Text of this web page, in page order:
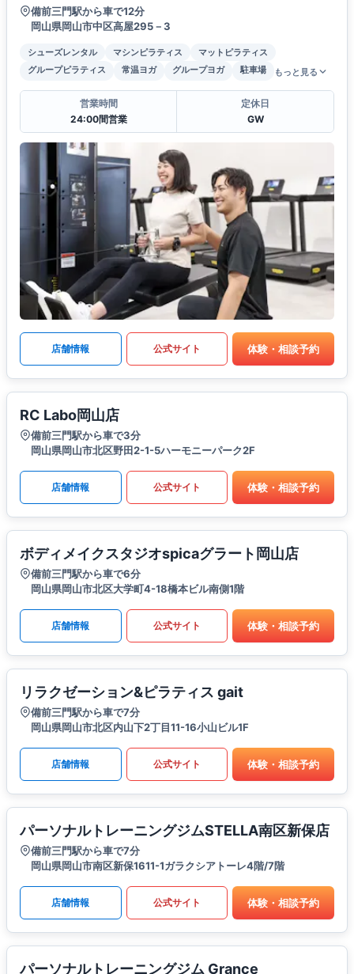
備前三門駅から車で12分
岡山県岡山市中区高屋295－3
シューズレンタル マシンピラティス
マットピラティス
グループピラティス
常温ヨガ グループヨガ 駐車場 もっと見る
営業時間
24:00間営業
定休日
GW
店舗情報 公式サイト 体験・相談予約
RC Labo岡山店
備前三門駅から車で3分
岡山県岡山市北区野田2-1-5ハーモニーパーク2F
店舗情報 公式サイト 体験・相談予約
ボディメイクスタジオspicaグラート岡山店
備前三門駅から車で6分
岡山県岡山市北区大学町4-18橋本ビル南側1階
店舗情報 公式サイト 体験・相談予約
リラクゼーション&ピラティス gait
備前三門駅から車で7分
岡山県岡山市北区内山下2丁目11-16小山ビル1F
店舗情報 公式サイト 体験・相談予約
パーソナルトレーニングジムSTELLA南区新保店
備前三門駅から車で7分
岡山県岡山市南区新保1611-1ガラクシアトーレ4階/7階
店舗情報 公式サイト 体験・相談予約
パーソナルトレーニングジム Grance